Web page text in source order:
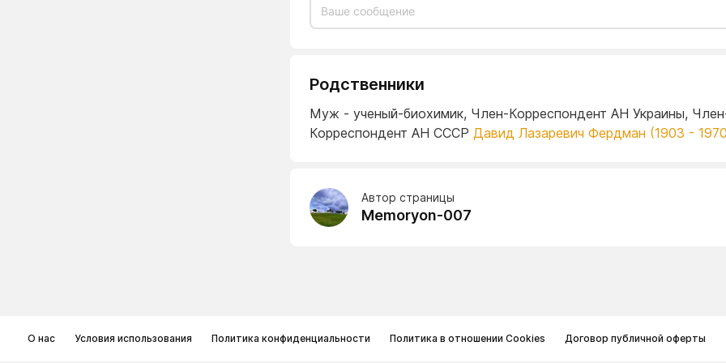
Родственники
Муж - ученый-биохимик, Член-Корреспондент АН Украины,
Корреспондент АН СССР Давид Лазаревич Фердман (1903 -
Автор страницы
Memoryon-007
О нас Условия использования Политика конфиденциальности Политика в отношении Cookies Договор публичной оферты